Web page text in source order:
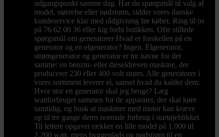
udgangspunkt samme dag. Har du spørgsmål til valg af
model, størrelse eller nødstrøm, sidder vores danske
kundeservice klar med rådgivning før købet. Ring til os
på 76 62 00 36 eller kig forbi butikken. Ofte stillede
spørgsmål om generatorer Hvad er forskellen på en
generator og en elgenerator? Ingen. Elgenerator,
strømgenerator og generator er tre navne for det
samme: en benzin- eller dieseldreven maskine, der
producerer 230 eller 400 volt strøm. Alle generatorer i
vores sortiment leverer el, uanset hvad du kalder dem.
Hvor stor en generator skal jeg bruge? Læg
wattforbruget sammen for de apparater, der skal køre
samtidig, og husk at maskiner med motor kan kræve
op til tre gange deres normale forbrug i startøjeblikket.
Til lettere opgaver rækker en lille model på 1.000 til
2.200 watt, mens byggeplads og nødstrøm til en